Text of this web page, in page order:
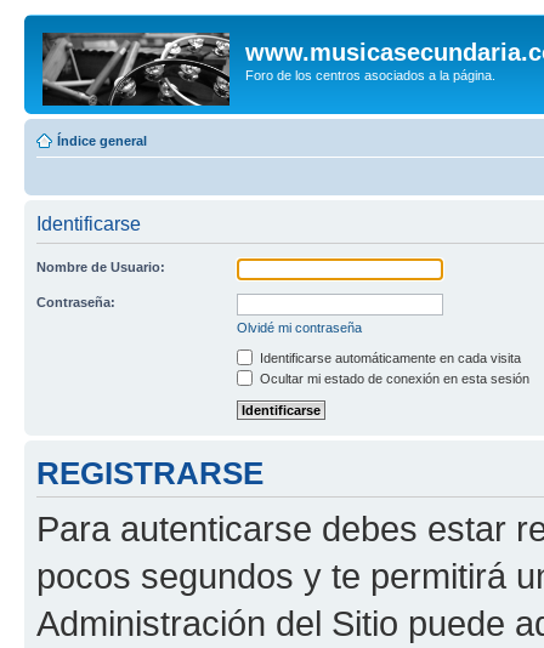
Foro de los centros asociados a la página.
Índice general
Identificarse
Nombre de Usuario:
Contraseña:
Olvidé mi contraseña
Identificarse automáticamente en cada visita
Ocultar mi estado de conexión en esta sesión
REGISTRARSE
Para autenticarse debes estar
pocos segundos y te permitirá
Administración del Sitio puede